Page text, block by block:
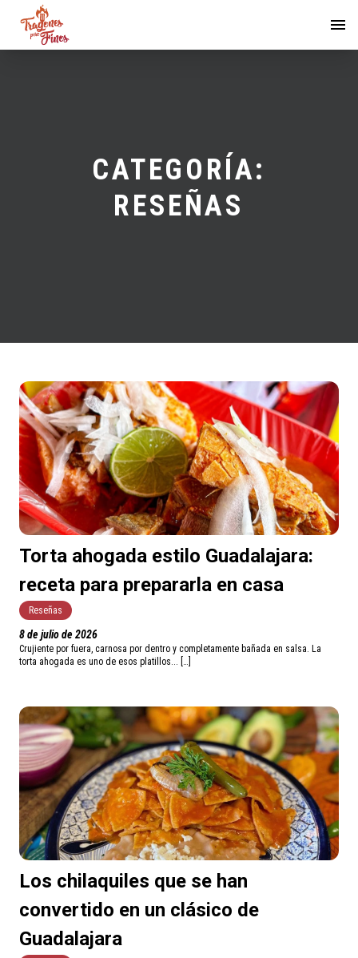
CATEGORÍA:
RESEÑAS
Torta ahogada estilo Guadalajara:
receta para prepararla en casa
Reseñas
8 de julio de 2026
Crujiente por fuera, carnosa por dentro y completamente bañada en salsa. La
torta ahogada es uno de esos platillos... […]
Los chilaquiles que se han
convertido en un clásico de
Guadalajara